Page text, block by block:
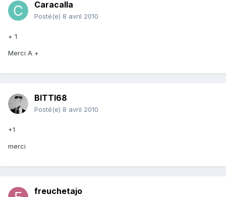
Caracalla
Posté(e) 8 avril 2010
+ 1
Merci A +
BITTI68
Posté(e) 8 avril 2010
+1
merci
freuchetajo